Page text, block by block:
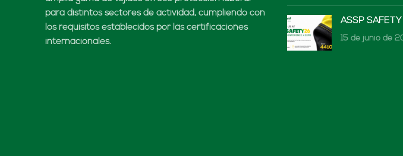
para distintos sectores de actividad, cumpliendo con
los requisitos establecidos por las certificaciones
internacionales.
ASSP
15 de junio de